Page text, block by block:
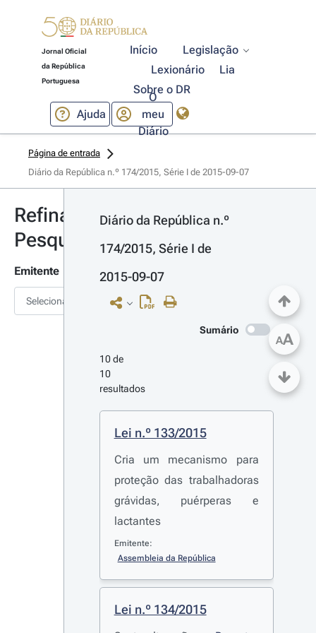
Jornal Oficial
da República
Portuguesa
Início
Legislação
Lexionário
Lia
Sobre o DR
Ajuda
O
meu
Diário
Página de entrada
Diário da República n.º 174/2015, Série I de 2015-09-07
Refinar
Pesquisa
Emitente
Selecionar
Diário da República n.º
174/2015, Série I de
2015-09-07
Sumário
10 de
10
resultados
Lei n.º 133/2015
Cria um mecanismo para
proteção das trabalhadoras
grávidas, puérperas e
lactantes
Emitente:
Assembleia da República
Lei n.º 134/2015
AA